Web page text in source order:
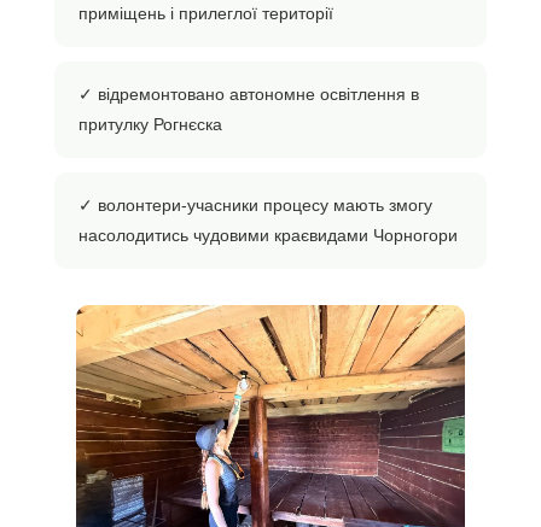
приміщень і прилеглої території
✓ відремонтовано автономне освітлення в
притулку Рогнєска
✓ волонтери-учасники процесу мають змогу
насолодитись чудовими краєвидами Чорногори